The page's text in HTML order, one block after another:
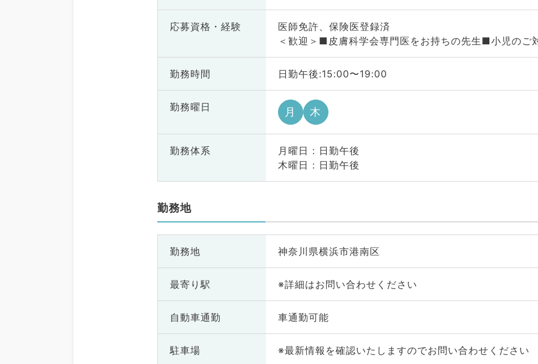
応募資格・ 経験
医師免許、保険医登録済
＜歓迎＞■皮膚科学会専門医をお持ちの先生■小児のご
勤務時間 日勤午後:15:00〜19:00
勤務曜日 月 木
勤務体系
月曜日 : 日勤午後
木曜日 : 日勤午後
勤務地
勤務地 神奈川県横浜市港南区
最寄り駅 ※詳細はお問い合わせください
自動車通勤 車通勤可能
駐車場 ※最新情報を確認いたしますのでお問い合わせください